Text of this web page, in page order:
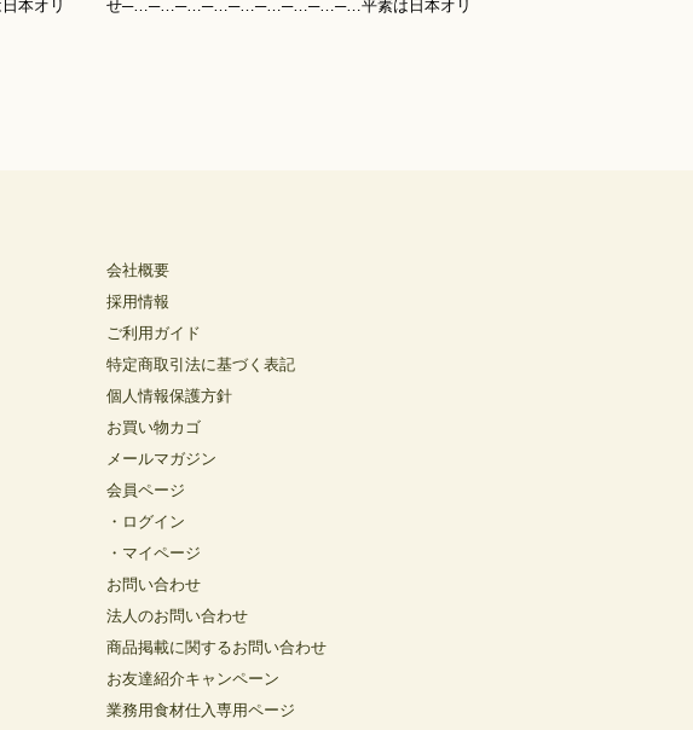
会社概要
採用情報
ご利用ガイド
特定商取引法に基づく表記
個人情報保護方針
お買い物カゴ
メールマガジン
会員ページ
・ログイン
・マイページ
お問い合わせ
法人のお問い合わせ
商品掲載に関するお問い合わせ
お友達紹介キャンペーン
業務用食材仕入専用ページ